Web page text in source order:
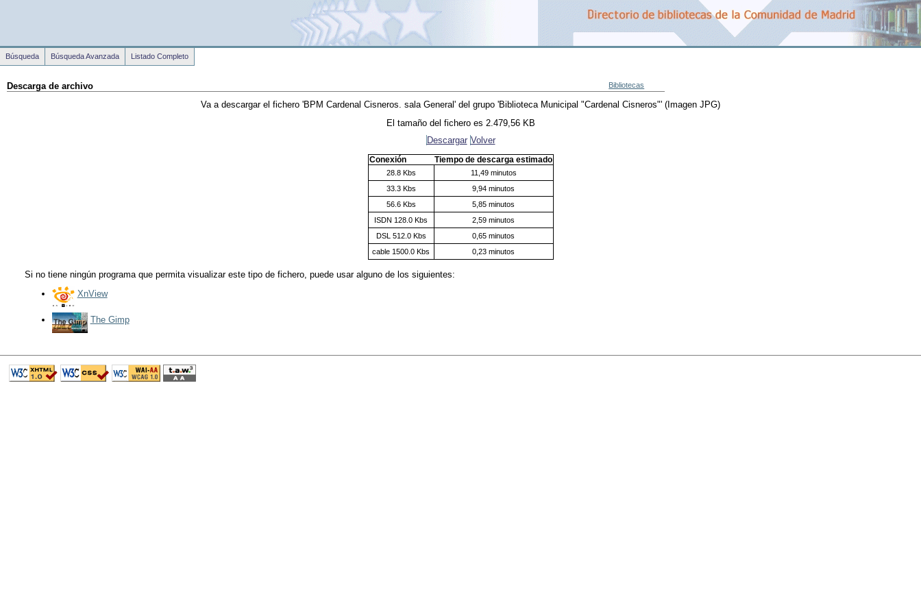
Bibliotecas
Descarga de archivo
Va a descargar el fichero 'BPM Cardenal Cisneros. sala General' del grupo 'Biblioteca Municipal "Cardenal Cisneros"' (Imagen JPG)
El tamaño del fichero es 2.479,56 KB
Descargar Volver
Conexión
Tiempo de descarga estimado
28.8 Kbs
11,49 minutos
33.3 Kbs
9,94 minutos
56.6 Kbs
5,85 minutos
ISDN 128.0 Kbs
2,59 minutos
DSL 512.0 Kbs
0,65 minutos
cable 1500.0 Kbs
0,23 minutos
Si no tiene ningún programa que permita visualizar este tipo de fichero, puede usar alguno de los siguientes:
XnView
The Gimp
Búsqueda Búsqueda Avanzada Listado Completo